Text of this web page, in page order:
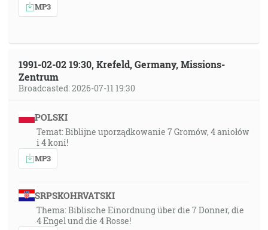
MP3
1991-02-02 19:30, Krefeld, Germany, Missions-
Zentrum
Broadcasted: 2026-07-11 19:30
POLSKI
Temat: Biblijne uporządkowanie 7 Gromów, 4 aniołów
i 4 koni!
MP3
SRPSKOHRVATSKI
Thema: Biblische Einordnung über die 7 Donner, die
4 Engel und die 4 Rosse!